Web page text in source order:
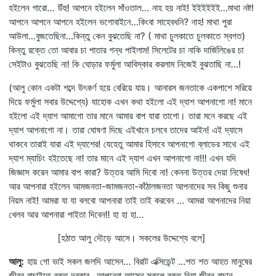
হইলেন গারো… উঁহু! আপনে হইলেন সাঁওতাল… নাহ হয় নাই! ইইইইইই…মাথা নষ্ট!
আপনে আপনে আপনে হইলেন ভগোবাইনে…কিংবা সাহেবধনি? নাহ! মাথা পুরা
আউলা…বুজতেছিনা…কিন্তু কেন বুঝতেছি না? ( মাথা চুলকাতে চুলকাতে স্বগত)
কিন্তু রক্তে তো আবার চা পাতার গন্ধ পাইলাম! সিলেটের চা নাকি দার্জিলিঙের চা
সেইটাও বুঝতেছি না! কি ঘোড়ার ফর্মুলা আবিস্কার করলাম নিজেই বুঝতাছি না…!
(আলু কোন একটা শব্দে উৎকর্ণ হয়ে বেরিয়ে যায়। আনারস জনতাকে একপাশে সরিয়ে
দিয়ে ফর্মুলা সবার উদ্দেশ্যে) যাহোক এখন কথা হইলো এই দ্যাশ আপনাগো না! মানে
হইলো এই দ্যাশ আমাগো তার মানে আমার বাপ যারা তাগো। তারা মনে করছে এই
দ্যাশ আপনাগো না। তারা ঘোষণা দিছে এইখানে চলবে তাদের আইন! এই দ্যাসে
থাকবে তারাই যারা এই দ্যাশের! যেহেতু আমার হিসাবে আপনাগো ব্লাডের সাথে এই
দ্যাশ ম্যাচিং হইতেছে না! তার মানে এই দ্যাশ এখন আপনাগো না!!! এখন যদি
জিজ্ঞাস করেন আমার বাপ কারা? উত্তর আমি দিবো না! কেননা উত্তর দেয়া নিষেধ!
আর আপনারা হইলেন আমজনতা-জামজনতা-কাঁঠালজনতা আপনাদের সব কিছু শুনার
নিয়ম নাই! আমরা যা যা বলবো আপনারা তাই তাই করবেন … আমরা আপনাদের নিয়া
খেলব আর আপনারা পাইতা দিবেন!! হা হা হা…
[হঠাত আলু দৌড়ে আসে। সকলের উদ্দেশ্যে বলে]
আলু: হায় গো ভাই সকল জলদি আসেন… বিরাট এক্সিডেন্ট …শত শত আহত মানুষের